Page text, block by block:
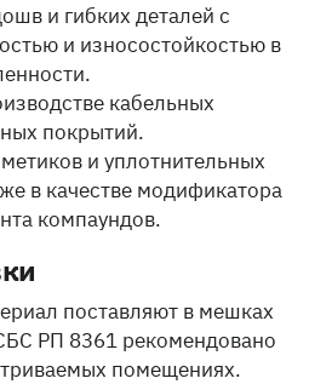
и гибких деталей с
и износостойкостью в
кабельных
покрытий.
и уплотнительных
в качестве модификатора
компаундов.
поставляют в мешках
РП 8361 рекомендовано
помещениях.